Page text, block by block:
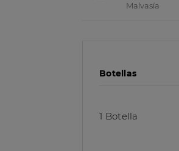
Malvasía
Botellas
1 Botella